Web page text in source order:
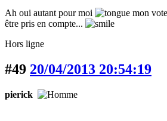
Ah oui autant pour moi
mon
être pris en compte...
Hors ligne
#49 20/04/2013 20:54:19
pierick